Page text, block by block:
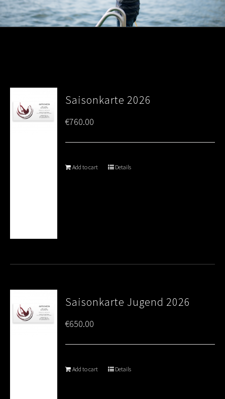
Saisonkarte 2026
€760.00
Add to cart Details
Saisonkarte Jugend 2026
€650.00
Add to cart Details